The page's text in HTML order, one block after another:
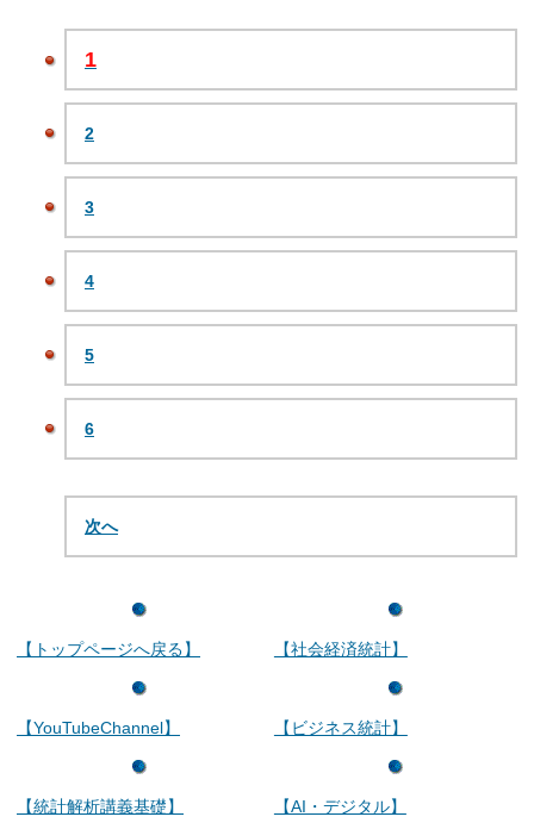
1
2
3
4
5
6
次へ
【トップページへ戻る】
【YouTubeChannel】
【統計解析講義基礎】
【社会経済統計】
【ビジネス統計】
【AI・デジタル】